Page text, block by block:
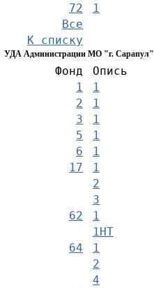
72
1
Все
К списку
УДА Администрации МО "г. Сарапул"
Фонд
Опись
1
1
2
1
3
1
5
1
6
1
17
1
2
3
62
1
1НТ
64
1
2
4